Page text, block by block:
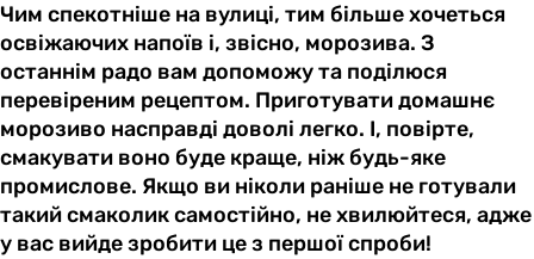
Чим спекотніше на вулиці, тим більше хочеться
освіжаючих напоїв і, звісно, морозива. З
останнім радо вам допоможу та поділюся
перевіреним рецептом. Приготувати домашнє
морозиво насправді доволі легко. І, повірте,
смакувати воно буде краще, ніж будь-яке
промислове. Якщо ви ніколи раніше не готували
такий смаколик самостійно, не хвилюйтеся, адже
у вас вийде зробити це з першої спроби!